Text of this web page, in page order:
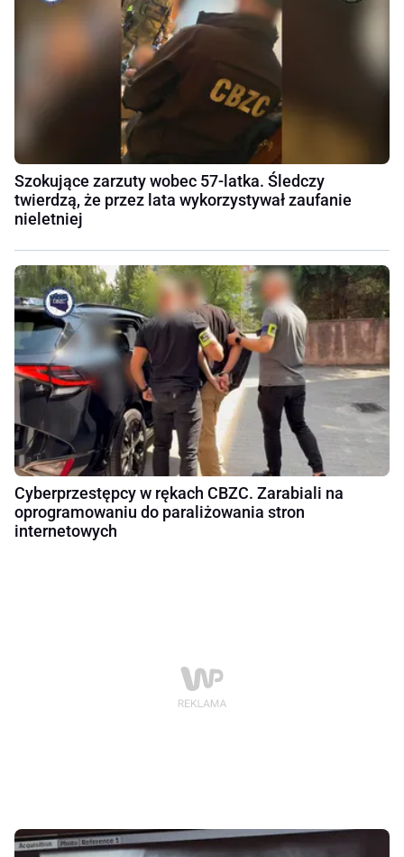
Szokujące zarzuty wobec 57-latka. Śledczy
twierdzą, że przez lata wykorzystywał zaufanie
nieletniej
Cyberprzestępcy w rękach CBZC. Zarabiali na
oprogramowaniu do paraliżowania stron
internetowych